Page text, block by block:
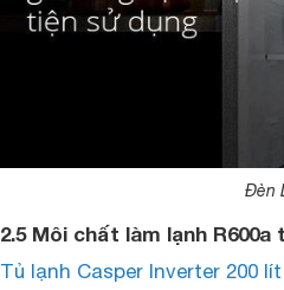
Đèn
2.5 Môi chất làm lạnh
Tủ lạnh Casper Inverter 200 lít